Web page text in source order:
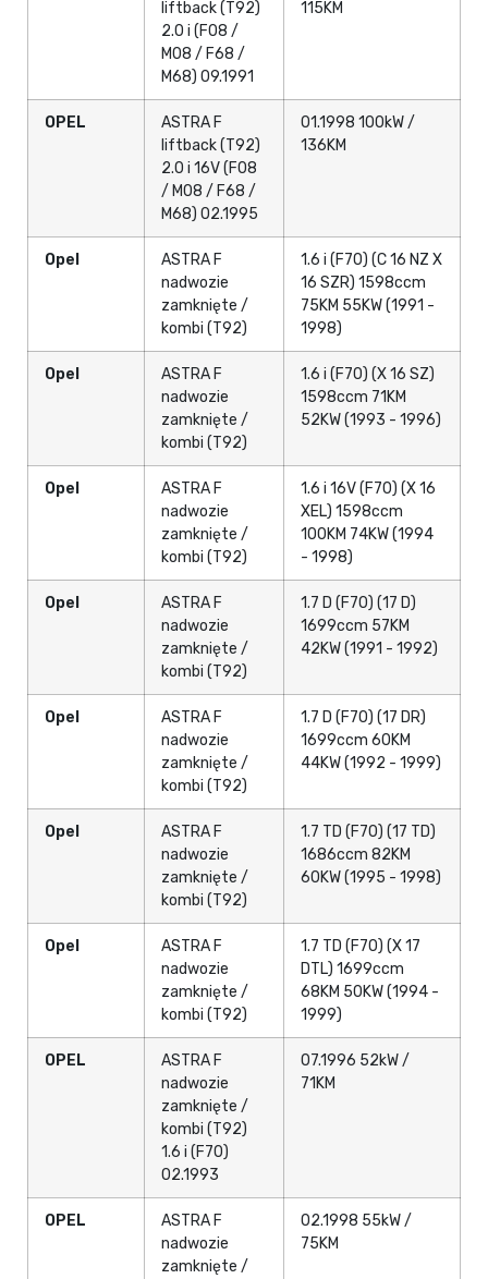
liftback (T92)
2.0 i (F08 /
M08 / F68 /
M68) 09.1991
115KM
OPEL
ASTRA F
liftback (T92)
2.0 i 16V (F08
/ M08 / F68 /
M68) 02.1995
01.1998 100kW /
136KM
Opel
ASTRA F
nadwozie
zamknięte /
kombi (T92)
1.6 i (F70) (C 16 NZ X
16 SZR) 1598ccm
75KM 55KW (1991 -
1998)
Opel
ASTRA F
nadwozie
zamknięte /
kombi (T92)
1.6 i (F70) (X 16 SZ)
1598ccm 71KM
52KW (1993 - 1996)
Opel
ASTRA F
nadwozie
zamknięte /
kombi (T92)
1.6 i 16V (F70) (X 16
XEL) 1598ccm
100KM 74KW (1994
- 1998)
Opel
ASTRA F
nadwozie
zamknięte /
kombi (T92)
1.7 D (F70) (17 D)
1699ccm 57KM
42KW (1991 - 1992)
Opel
ASTRA F
nadwozie
zamknięte /
kombi (T92)
1.7 D (F70) (17 DR)
1699ccm 60KM
44KW (1992 - 1999)
Opel
ASTRA F
nadwozie
zamknięte /
kombi (T92)
1.7 TD (F70) (17 TD)
1686ccm 82KM
60KW (1995 - 1998)
Opel
ASTRA F
nadwozie
zamknięte /
kombi (T92)
1.7 TD (F70) (X 17
DTL) 1699ccm
68KM 50KW (1994 -
1999)
OPEL
ASTRA F
nadwozie
zamknięte /
kombi (T92)
1.6 i (F70)
02.1993
07.1996 52kW /
71KM
OPEL
ASTRA F
nadwozie
zamknięte /
02.1998 55kW /
75KM